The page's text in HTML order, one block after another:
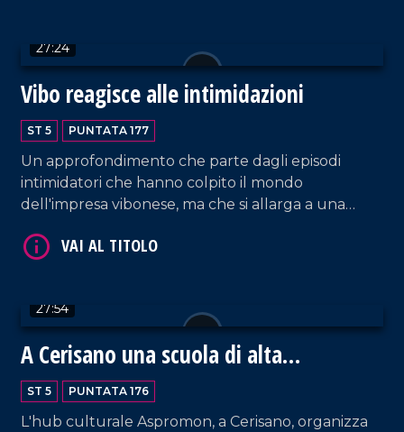
27:24
Vibo reagisce alle intimidazioni
ST 5 PUNTATA 177
Un approfondimento che parte dagli episodi
intimidatori che hanno colpito il mondo
dell'impresa vibonese, ma che si allarga a una
organizzata, libertà economica, isolamento sociale
imprenditori Domenico Fiorillo, titolare della
Kernel, e Costantino Foti della Sud Edil Ferro. Ad
accompagnare l'analisi della puntata, l'intervento
del professor Giancarlo Costabile, docente di
Pedagogia dell'Antimafia all'Università della
Calabria.
27:54
A Cerisano una scuola di alta
formazione politica
ST 5 PUNTATA 176
L'hub culturale Aspromon, a Cerisano, organizza
VAI AL TITOLO
VAI AL TITOLO